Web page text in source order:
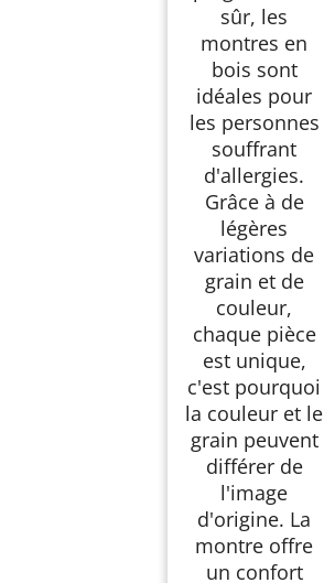
sûr, les
montres en
bois sont
idéales pour
les personnes
souffrant
d'allergies.
Grâce à de
légères
variations de
grain et de
couleur,
chaque pièce
est unique,
c'est pourquoi
la couleur et le
grain peuvent
différer de
l'image
d'origine. La
montre offre
un confort